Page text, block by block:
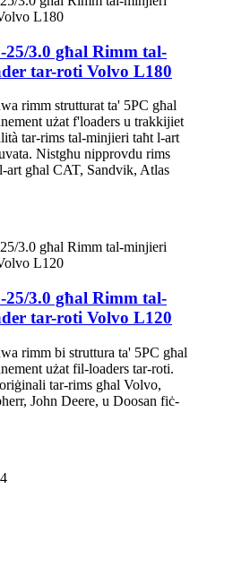
25/3.0 għal Rimm tal-
tar-roti Volvo L180
rimm strutturat ta' 5PC għal
użat f'loaders u trakkijiet
tar-rims tal-minjieri taħt l-art
Nistgħu nipprovdu rims
art għal CAT, Sandvik, Atlas
25/3.0 għal Rimm tal-
tar-roti Volvo L120
rimm bi struttura ta' 5PC għal
użat fil-loaders tar-roti.
tar-rims għal Volvo,
John Deere, u Doosan fiċ-